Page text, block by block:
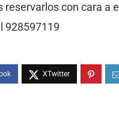
reservarlos con cara a
928597119